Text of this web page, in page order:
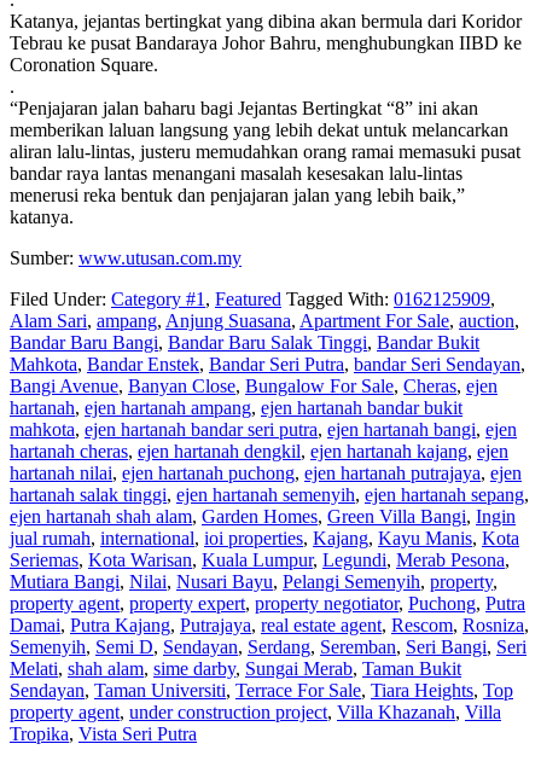
Katanya, jejantas bertingkat yang dibina akan bermula dari Koridor
Tebrau ke pusat Bandaraya Johor Bahru, menghubungkan IIBD ke
Coronation Square.
.
“Penjajaran jalan baharu bagi Jejantas Bertingkat “8” ini akan
memberikan laluan langsung yang lebih dekat untuk melancarkan
aliran lalu-lintas, justeru memudahkan orang ramai memasuki pusat
bandar raya lantas menangani masalah kesesakan lalu-lintas
menerusi reka bentuk dan penjajaran jalan yang lebih baik,”
katanya.
Sumber: www.utusan.com.my
Filed Under: Category #1 , Featured Tagged With: 0162125909,
Alam Sari, ampang, Anjung Suasana, Apartment For Sale, auction,
Bandar Baru Bangi, Bandar Baru Salak Tinggi, Bandar Bukit
Mahkota, Bandar Enstek, Bandar Seri Putra, bandar Seri Sendayan,
Bangi Avenue, Banyan Close, Bungalow For Sale, Cheras, ejen
hartanah, ejen hartanah ampang, ejen hartanah bandar bukit
mahkota, ejen hartanah bandar seri putra, ejen hartanah bangi, ejen
hartanah cheras, ejen hartanah dengkil, ejen hartanah kajang, ejen
hartanah nilai, ejen hartanah puchong, ejen hartanah putrajaya, ejen
hartanah salak tinggi, ejen hartanah semenyih, ejen hartanah sepang,
ejen hartanah shah alam, Garden Homes, Green Villa Bangi, Ingin
jual rumah, international, ioi properties, Kajang, Kayu Manis, Kota
Seriemas, Kota Warisan, Kuala Lumpur, Legundi, Merab Pesona,
Mutiara Bangi, Nilai, Nusari Bayu, Pelangi Semenyih, property,
property agent, property expert, property negotiator, Puchong, Putra
Damai, Putra Kajang, Putrajaya, real estate agent, Rescom, Rosniza,
Semenyih, Semi D, Sendayan, Serdang, Seremban, Seri Bangi, Seri
Melati, shah alam, sime darby, Sungai Merab, Taman Bukit
Sendayan, Taman Universiti, Terrace For Sale, Tiara Heights, Top
property agent, under construction project, Villa Khazanah, Villa
Tropika, Vista Seri Putra